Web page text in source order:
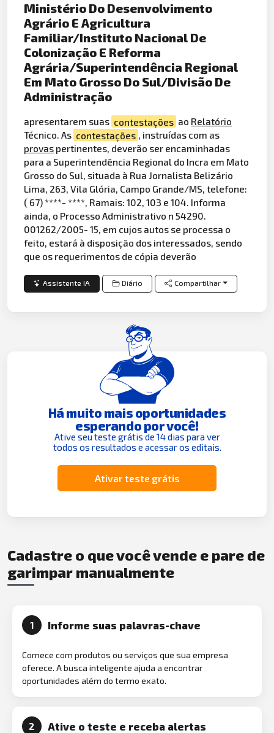
Ministério Do Desenvolvimento
Agrário E Agricultura
Familiar/Instituto Nacional De
Colonização E Reforma
Agrária/Superintendência Regional
Em Mato Grosso Do Sul/Divisão De
Administração
apresentarem suas contestações ao Relatório
Técnico. As contestações , instruídas com as
provas pertinentes, deverão ser encaminhadas
para a Superintendência Regional do Incra em Mato
Grosso do Sul, situada à Rua Jornalista Belizário
Lima, 263, Vila Glória, Campo Grande/MS, telefone:
( 67) ****- ****, Ramais: 102, 103 e 104. Informa
ainda, o Processo Administrativo n 54290.
001262/2005- 15, em cujos autos se processa o
feito, estará à disposição dos interessados, sendo
que os requerimentos de cópia deverão
Assistente IA Diário Compartilhar
Há muito mais oportunidades
esperando por você!
Ative seu teste grátis de 14 dias para ver
todos os resultados e acessar os editais.
Ativar teste grátis
Cadastre o que você vende e pare de
garimpar manualmente
1 Informe suas palavras-chave
Comece com produtos ou serviços que sua empresa
oferece. A busca inteligente ajuda a encontrar
oportunidades além do termo exato.
2 Ative o teste e receba alertas